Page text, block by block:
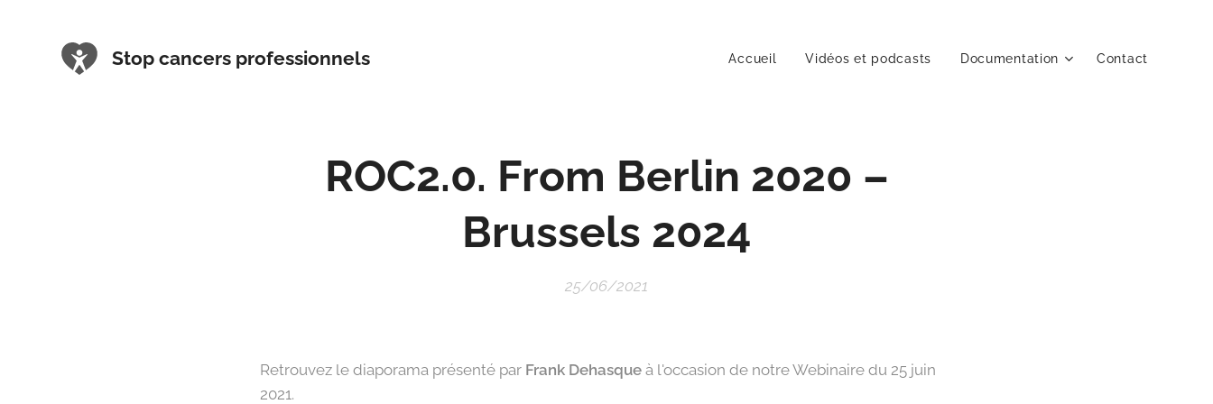
Stop cancers professionnels Accueil Vidéos et podcasts Documentation Contact
ROC2.0. From Berlin 2020 –
Brussels 2024
25/06/2021
Retrouvez le diaporama présenté par Frank Dehasque à l'occasion de notre Webinaire du 25 juin
2021.